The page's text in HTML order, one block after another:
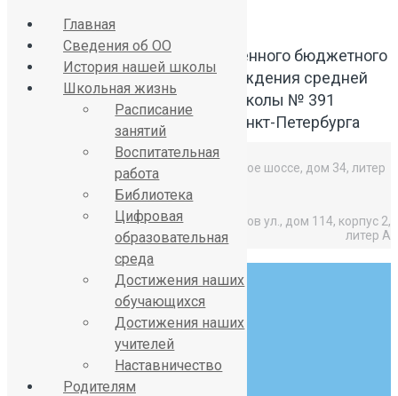
Официальный сайт Государственного бюджетного
общеобразовательного учреждения средней
общеобразовательной школы № 391
Красносельского района Санкт-Петербурга
Средняя школа: Горелово, Красносельское шоссе, дом 34, литер
Начальная школа: Горелово, Коммунаров ул., дом 114, корпус 2,
литер А
8 (812) 746-27-31
sch391@obr.gov.spb.ru
Главная
Сведения об ОО
История нашей школы
Школьная жизнь
Расписание
занятий
Воспитательная
работа
Библиотека
Цифровая
образовательная
среда
Достижения наших
обучающихся
Достижения наших
учителей
Наставничество
Родителям